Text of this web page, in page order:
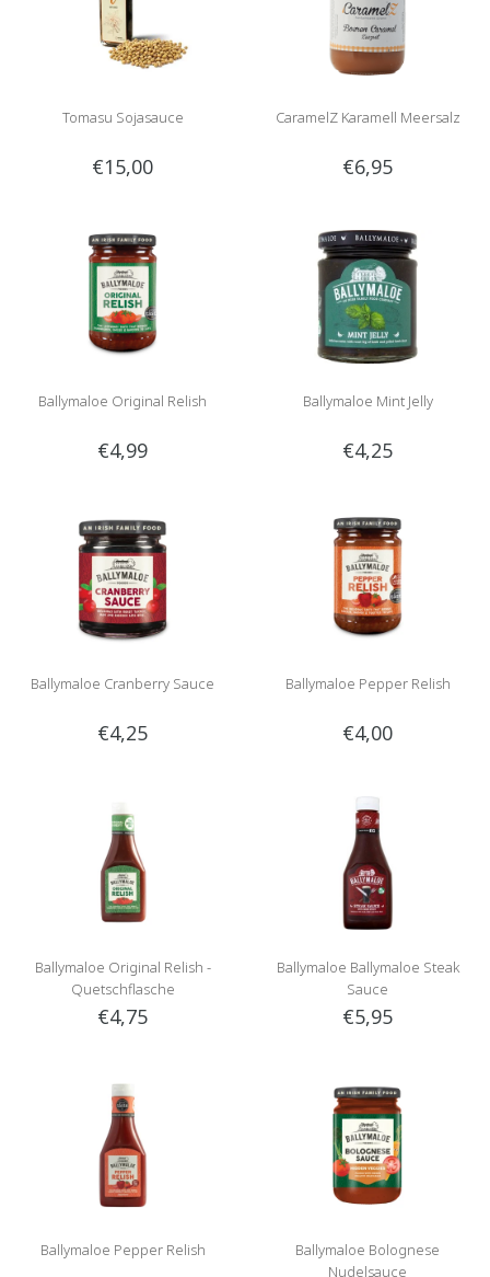
Tomasu Sojasauce
€15,00
CaramelZ Karamell Meersalz
€6,95
Ballymaloe Original Relish
€4,99
Ballymaloe Mint Jelly
€4,25
Ballymaloe Cranberry Sauce
€4,25
Ballymaloe Pepper Relish
€4,00
Ballymaloe Original Relish -
Quetschflasche
€4,75
Ballymaloe Ballymaloe Steak
Sauce
€5,95
Ballymaloe Pepper Relish
Ballymaloe Bolognese
Nudelsauce